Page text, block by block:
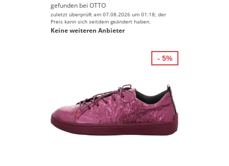
gefunden bei OTTO
zuletzt überprüft am 07.08.2026 um 01:18; der
Preis kann sich seitdem geändert haben.
Keine weiteren Anbieter
- 5%